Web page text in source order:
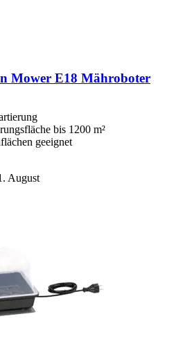
Mower E18 Mähroboter
bis 1200 m²
geeignet
August